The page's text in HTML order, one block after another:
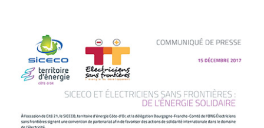
l'image
agrandie